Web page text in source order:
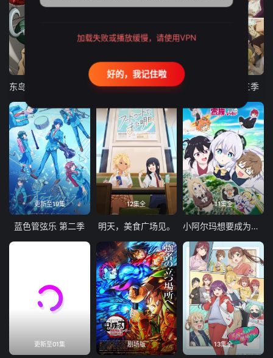
更新至21集
古诺希亚 致不灭的你 第三季
更新至19集
蓝色管弦乐 第二季
12集全
明天，美食广场见。
11集全
小阿尔玛想要成为家人
更新至01集 剧场版 13集全
加载失败或播放缓慢，请使用VPN
好的，我记住啦